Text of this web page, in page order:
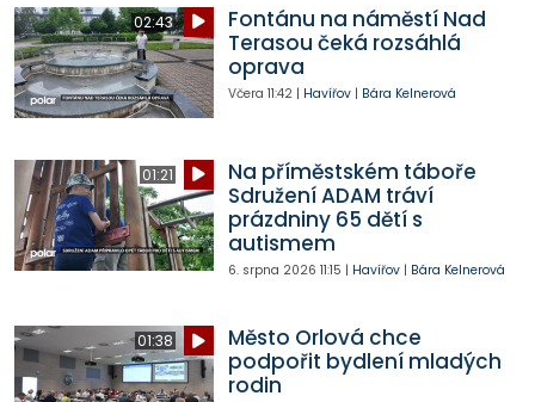
02:43
Fontánu na náměstí Nad
Terasou čeká rozsáhlá
oprava
Včera 11:42| Havířov| Bára Kelnerová
01:21
Na příměstském táboře
Sdružení ADAM tráví
prázdniny 65 dětí s
autismem
6. srpna 2026 11:15 | Havířov| Bára Kelnerová
01:38
Město Orlová chce
podpořit bydlení mladých
rodin